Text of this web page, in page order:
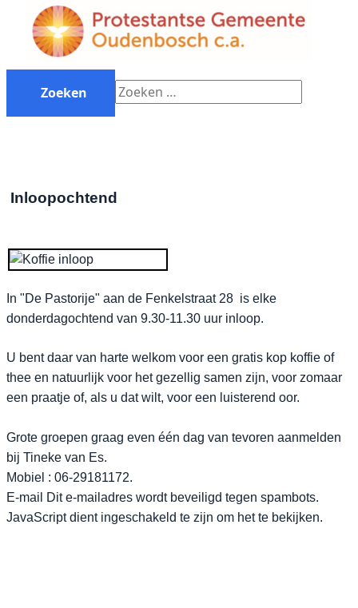
Zoeken
Zoeken
Inloopochtend
In "De Pastorije" aan de Fenkelstraat 28 is elke
donderdagochtend van 9.30-11.30 uur inloop.
U bent daar van harte welkom voor een gratis kop koffie of
thee en natuurlijk voor het gezellig samen zijn, voor zomaar
een praatje of, als u dat wilt, voor een luisterend oor.
Grote groepen graag even één dag van tevoren aanmelden
bij Tineke van Es.
Mobiel : 06-29181172.
E-mail
Dit e-mailadres wordt beveiligd tegen spambots.
JavaScript dient ingeschakeld te zijn om het te bekijken.